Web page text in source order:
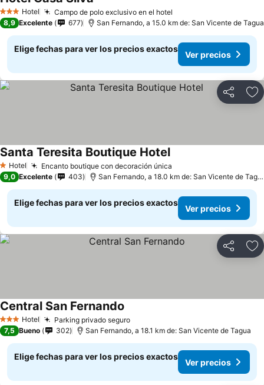
3 Estrellas
Hotel Campo de polo exclusivo en el hotel
8,9 Excelente 677 San Fernando, a 15.0 km de: San Vicente de Tagua
Elige fechas para ver los precios exactos
Ver precios
Compartir
1 Estrellas
Hotel Encanto boutique con decoración única
Santa Teresita Boutique Hotel
9,0 Excelente 403 San Fernando, a 18.0 km de: San Vicente de Tagua
Elige fechas para ver los precios exactos
Ver precios
Compartir
3 Estrellas
Hotel Parking privado seguro
Central San Fernando
7,5 Bueno 302 San Fernando, a 18.1 km de: San Vicente de Tagua
Elige fechas para ver los precios exactos
Ver precios